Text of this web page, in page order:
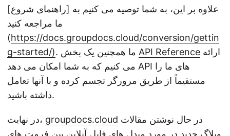
علاوه بر این، به شما توصیه می کنیم به [راهنمای شروع]
ما مراجعه کنید
(https://docs.groupdocs.cloud/conversion/gettin
g-started/)
API Reference
می کنیم که به شما امکان می دهد API های ما را
مستقیماً از طریق مرورگر تجسم کرده و با آنها تعامل
داشته باشید.
در نهایت، groupdocs.cloud